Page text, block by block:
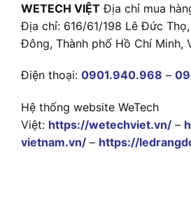
WETECH VIỆT Địa chỉ mua
Địa chỉ: 616/61/198 Lê Đức
Đông, Thành phố Hồ Chí Minh,
Điện thoại: 0901.940.968 –
Hệ thống website WeTech
Việt: https://wetechviet.vn/ –
vietnam.vn/ – https://